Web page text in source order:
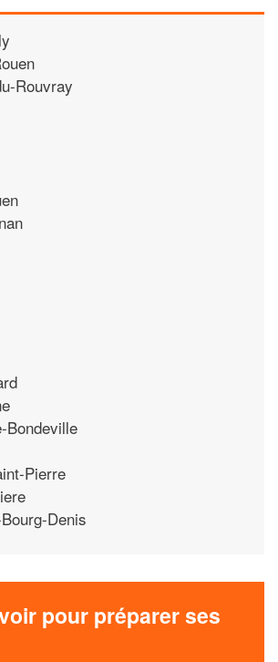
Rouvray
Bondeville
Pierre
Denis
pour préparer ses